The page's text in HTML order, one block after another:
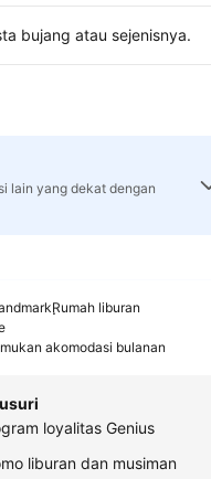
bujang atau sejenisnya.
lain yang dekat dengan
Rumah liburan
akomodasi bulanan
loyalitas Genius
liburan dan musiman